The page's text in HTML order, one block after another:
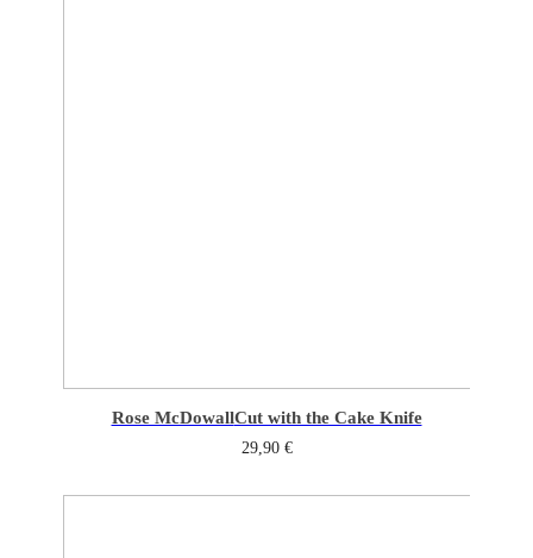
Rose McDowallCut with the Cake Knife
29,90 €